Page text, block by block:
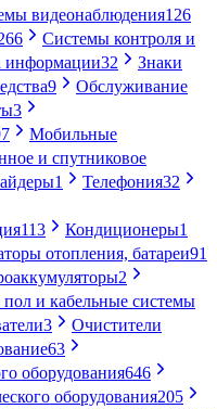
видеонаблюдения126
Системы контроля и
информации32
Знаки
9
Обслуживание
3
Мобильные
и спутниковое
1 Телефония32
113 Кондиционеры1
отопления, батареи91
2
и кабельные системы
3
Очистители
63
оборудования646
оборудования205